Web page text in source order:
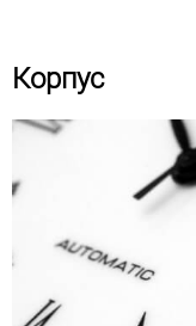
Корпус